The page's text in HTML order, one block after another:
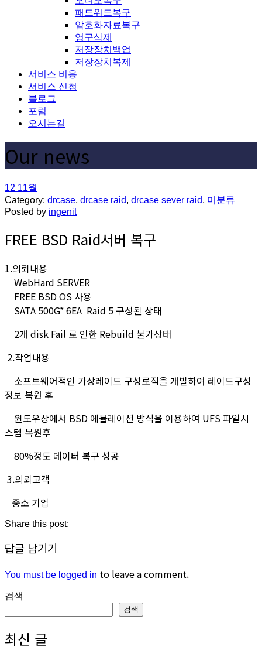
패드워드복구
암호화자료복구
영구삭제
저장장치백업
저장장치복제
서비스 비용
서비스 신청
블로그
포럼
오시는길
Our news
12 11월
Category: drcase, drcase raid, drcase sever raid, 미분류
Posted by ingenit
FREE BSD Raid서버 복구
1.의뢰내용
WebHard SERVER
FREE BSD OS 사용
SATA 500G* 6EA Raid 5 구성된 상태
2개 disk Fail 로 인한 Rebuild 불가상태
2.작업내용
소프트웨어적인 가상레이드 구성로직을 개발하여 레이드구성
정보 복원 후
윈도우상에서 BSD 에뮬레이션 방식을 이용하여 UFS 파일시
스템 복원후
80%정도 데이터 복구 성공
3.의뢰고객
중소 기업
Share this post:
답글 남기기
You must be logged in to leave a comment.
검색
검색
최신 글